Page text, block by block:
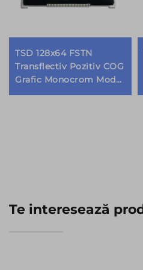
TSD 128x64 FSTN
Transflectiv Pozitiv COG
Grafic Monocrom Modul
Afișare Ecran LCD
Te interesează